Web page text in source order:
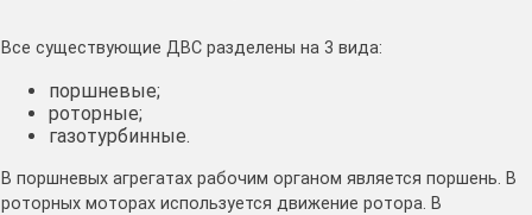
Все существующие ДВС разделены на 3 вида:
поршневые;
роторные;
газотурбинные.
В поршневых агрегатах рабочим органом является поршень. В
роторных моторах используется движение ротора. В